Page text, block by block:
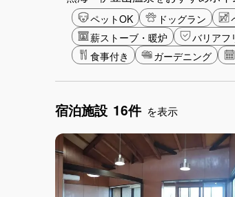
ペットOK ドッグラン
薪ストーブ・暖炉
バリアフ
食事付き
ガーデニング
宿泊施設 16件 を表示